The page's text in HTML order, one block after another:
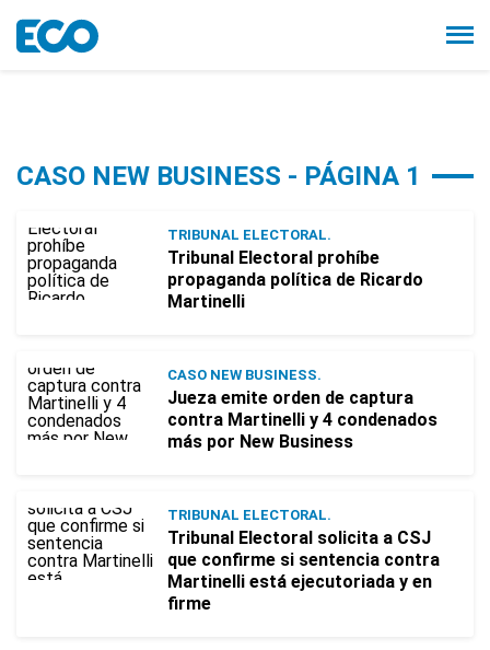
CASO NEW BUSINESS - PÁGINA 1
TRIBUNAL ELECTORAL.
Tribunal Electoral prohíbe
propaganda política de Ricardo
Martinelli
CASO NEW BUSINESS.
Jueza emite orden de captura
contra Martinelli y 4 condenados
más por New Business
TRIBUNAL ELECTORAL.
Tribunal Electoral solicita a CSJ
que confirme si sentencia contra
Martinelli está ejecutoriada y en
firme